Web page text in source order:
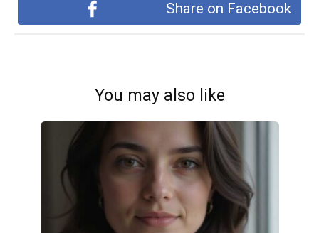
Share on Facebook
You may also like